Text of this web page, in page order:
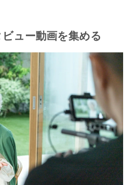
ュー動画を集める